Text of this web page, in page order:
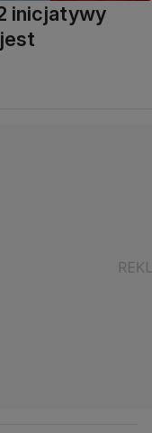
inicjatywy